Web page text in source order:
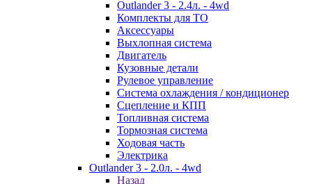
Outlander 3 - 2.4л. - 4wd
Комплекты для ТО
Аксессуары
Выхлопная система
Двигатель
Кузовные детали
Рулевое управление
Система охлаждения / кондиционер
Сцепление и КПП
Топливная система
Тормозная система
Ходовая часть
Электрика
Outlander 3 - 2.0л. - 4wd
Назад